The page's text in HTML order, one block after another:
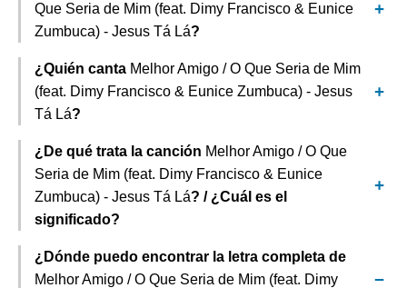
Que Seria de Mim (feat. Dimy Francisco & Eunice
Zumbuca) - Jesus Tá Lá?
¿Quién canta Melhor Amigo / O Que Seria de Mim
(feat. Dimy Francisco & Eunice Zumbuca) - Jesus
Tá Lá?
¿De qué trata la canción Melhor Amigo / O Que
Seria de Mim (feat. Dimy Francisco & Eunice
Zumbuca) - Jesus Tá Lá? / ¿Cuál es el
significado?
¿Dónde puedo encontrar la letra completa de
Melhor Amigo / O Que Seria de Mim (feat. Dimy